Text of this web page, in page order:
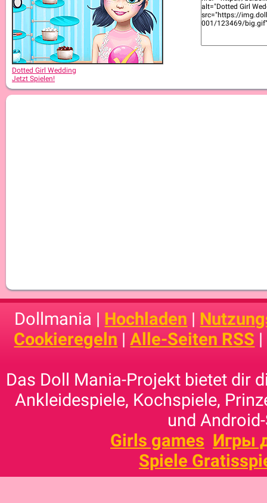
Dotted Girl Wedding
Jetzt Spielen!
Dollmania | Hochladen |
Cookieregeln |Alle-Seiten RSS |
Das Doll Mania-Projekt bietet dir
Ankleidespiele, Kochspiele,
und
Girls games Игры
Spiele